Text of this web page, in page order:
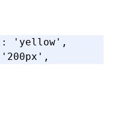
: 'yellow' ,
'200px' ,